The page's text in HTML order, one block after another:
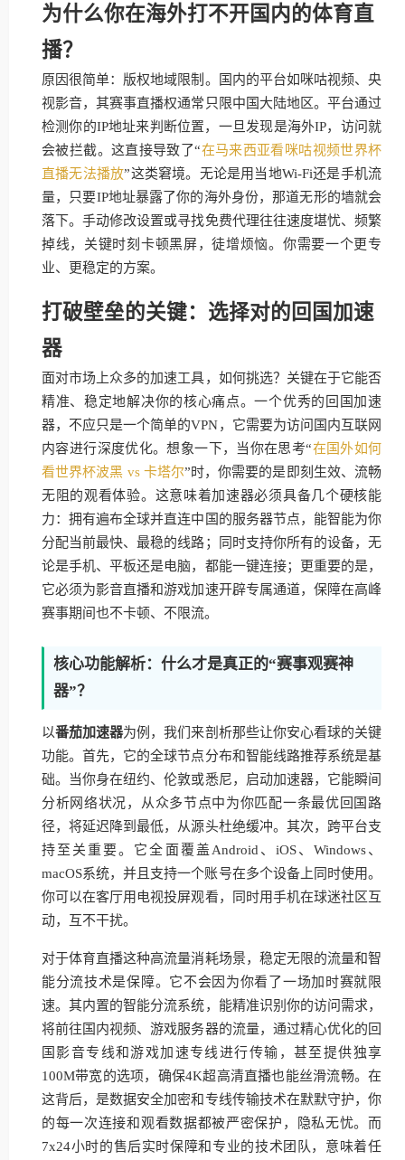
为什么你在海外打不开国内的体育直
播？
原因很简单：版权地域限制。国内的平台如咪咕视频、央
视影音，其赛事直播权通常只限中国大陆地区。平台通过
检测你的IP地址来判断位置，一旦发现是海外IP，访问就
会被拦截。这直接导致了“在马来西亚看咪咕视频世界杯
直播无法播放”这类窘境。无论是用当地Wi-Fi还是手机流
量，只要IP地址暴露了你的海外身份，那道无形的墙就会
落下。手动修改设置或寻找免费代理往往速度堪忧、频繁
掉线，关键时刻卡顿黑屏，徒增烦恼。你需要一个更专
业、更稳定的方案。
打破壁垒的关键：选择对的回国加速
器
面对市场上众多的加速工具，如何挑选？关键在于它能否
精准、稳定地解决你的核心痛点。一个优秀的回国加速
器，不应只是一个简单的VPN，它需要为访问国内互联网
内容进行深度优化。想象一下，当你在思考“在国外如何
看世界杯波黑 vs 卡塔尔”时，你需要的是即刻生效、流畅
无阻的观看体验。这意味着加速器必须具备几个硬核能
力：拥有遍布全球并直连中国的服务器节点，能智能为你
分配当前最快、最稳的线路；同时支持你所有的设备，无
论是手机、平板还是电脑，都能一键连接；更重要的是，
它必须为影音直播和游戏加速开辟专属通道，保障在高峰
赛事期间也不卡顿、不限流。
核心功能解析：什么才是真正的“赛事观赛神
器”？
以番茄加速器为例，我们来剖析那些让你安心看球的关键
功能。首先，它的全球节点分布和智能线路推荐系统是基
础。当你身在纽约、伦敦或悉尼，启动加速器，它能瞬间
分析网络状况，从众多节点中为你匹配一条最优回国路
径，将延迟降到最低，从源头杜绝缓冲。其次，跨平台支
持至关重要。它全面覆盖Android、iOS、Windows、
macOS系统，并且支持一个账号在多个设备上同时使用。
你可以在客厅用电视投屏观看，同时用手机在球迷社区互
动，互不干扰。
对于体育直播这种高流量消耗场景，稳定无限的流量和智
能分流技术是保障。它不会因为你看了一场加时赛就限
速。其内置的智能分流系统，能精准识别你的访问需求，
将前往国内视频、游戏服务器的流量，通过精心优化的回
国影音专线和游戏加速专线进行传输，甚至提供独享
100M带宽的选项，确保4K超高清直播也能丝滑流畅。在
这背后，是数据安全加密和专线传输技术在默默守护，你
的每一次连接和观看数据都被严密保护，隐私无忧。而
7x24小时的售后实时保障和专业的技术团队，意味着任